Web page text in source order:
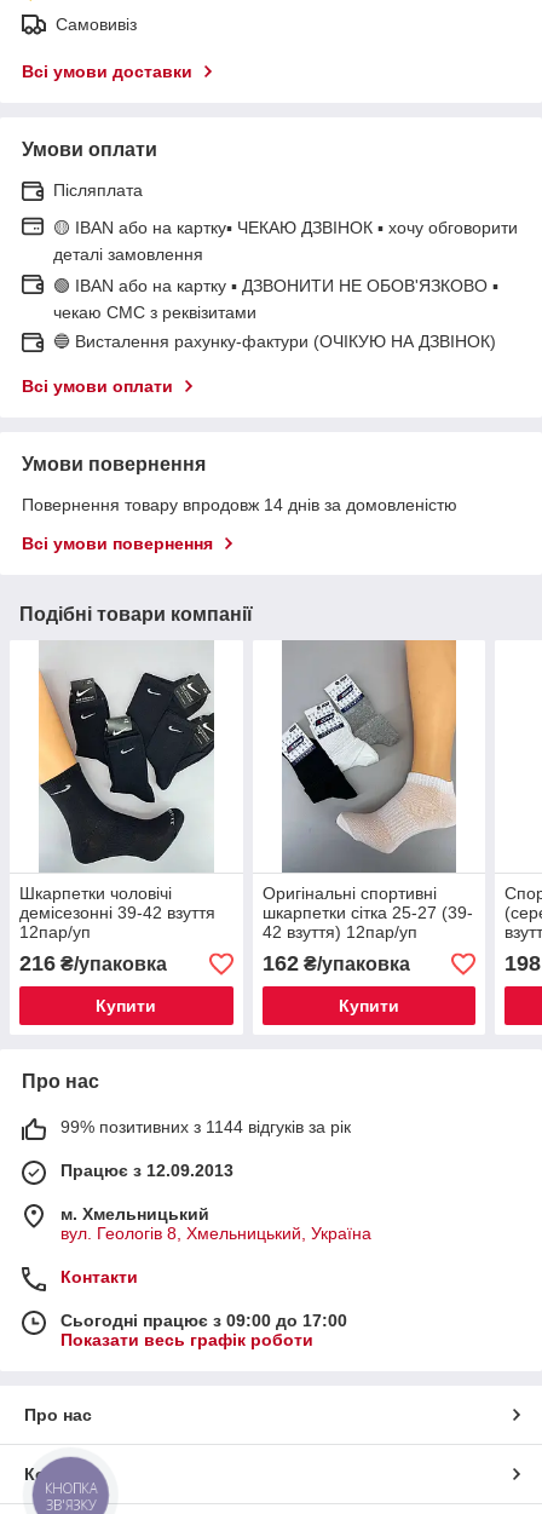
Самовивіз
Всі умови доставки
Умови оплати
Післяплата
🟡 IBAN або на картку▪ ЧЕКАЮ ДЗВІНОК ▪ хочу обговорити
деталі замовлення
🟢 IBAN або на картку ▪ ДЗВОНИТИ НЕ ОБОВ'ЯЗКОВО ▪
чекаю СМС з реквізитами
🔵 Висталення рахунку-фактури (ОЧІКУЮ НА ДЗВІНОК)
Всі умови оплати
Умови повернення
Повернення товару впродовж 14 днів за домовленістю
Всі умови повернення
Подібні товари компанії
Шкарпетки чоловічі
демісезонні 39-42 взуття
12пар/уп
216 ₴/упаковка
Купити
Оригінальні спортивні
шкарпетки сітка 25-27 (39-
42 взуття) 12пар/уп
162₴/упаковка
Купити
198
Про нас
99% позитивних з 1144 відгуків за рік
Працює з 12.09.2013
м. Хмельницький
вул. Геологів 8, Хмельницький, Україна
Контакти
Сьогодні працює з 09:00 до 17:00
Показати весь графік роботи
Про нас
Контакти
КНОПКА
ЗВ'ЯЗКУ